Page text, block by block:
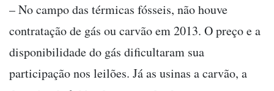
– No campo das térmicas fósseis, não houve
contratação de gás ou carvão em 2013. O preço e a
disponibilidade do gás dificultaram sua
participação nos leilões. Já as usinas a carvão, a